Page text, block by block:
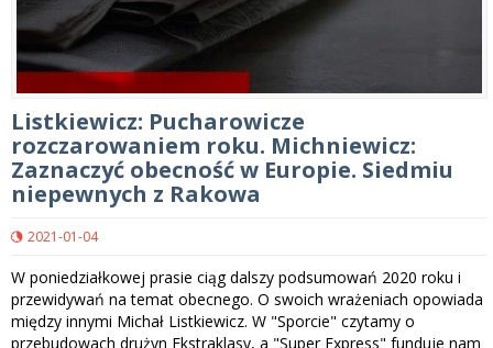
Listkiewicz: Pucharowicze
rozczarowaniem roku. Michniewicz:
Zaznaczyć obecność w Europie. Siedmiu
niepewnych z Rakowa
2021-01-04
W poniedziałkowej prasie ciąg dalszy podsumowań 2020 roku i
przewidywań na temat obecnego. O swoich wrażeniach opowiada
między innymi Michał Listkiewicz. W "Sporcie" czytamy o
przebudowach drużyn Ekstraklasy, a "Super Express" funduje nam